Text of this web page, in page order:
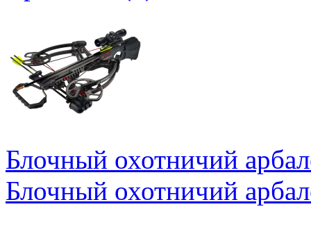
Блочный охотничий
Блочный охотничий